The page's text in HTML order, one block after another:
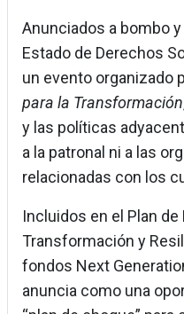
Anunciados a bombo
Estado de Derechos
un evento organizado
para la Transformación
y las políticas
a la patronal ni a las
relacionadas con los
Incluidos en el Plan
Transformación y
fondos Next
anuncia como una